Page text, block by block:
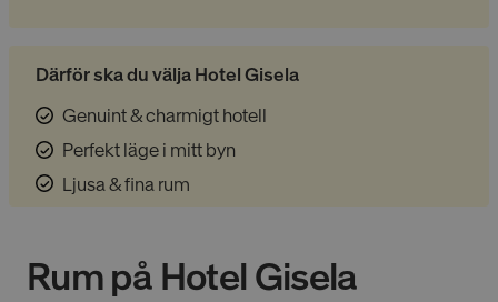
Därför ska du välja Hotel Gisela
Genuint & charmigt hotell
Perfekt läge i mitt byn
Ljusa & fina rum
Rum på Hotel Gisela